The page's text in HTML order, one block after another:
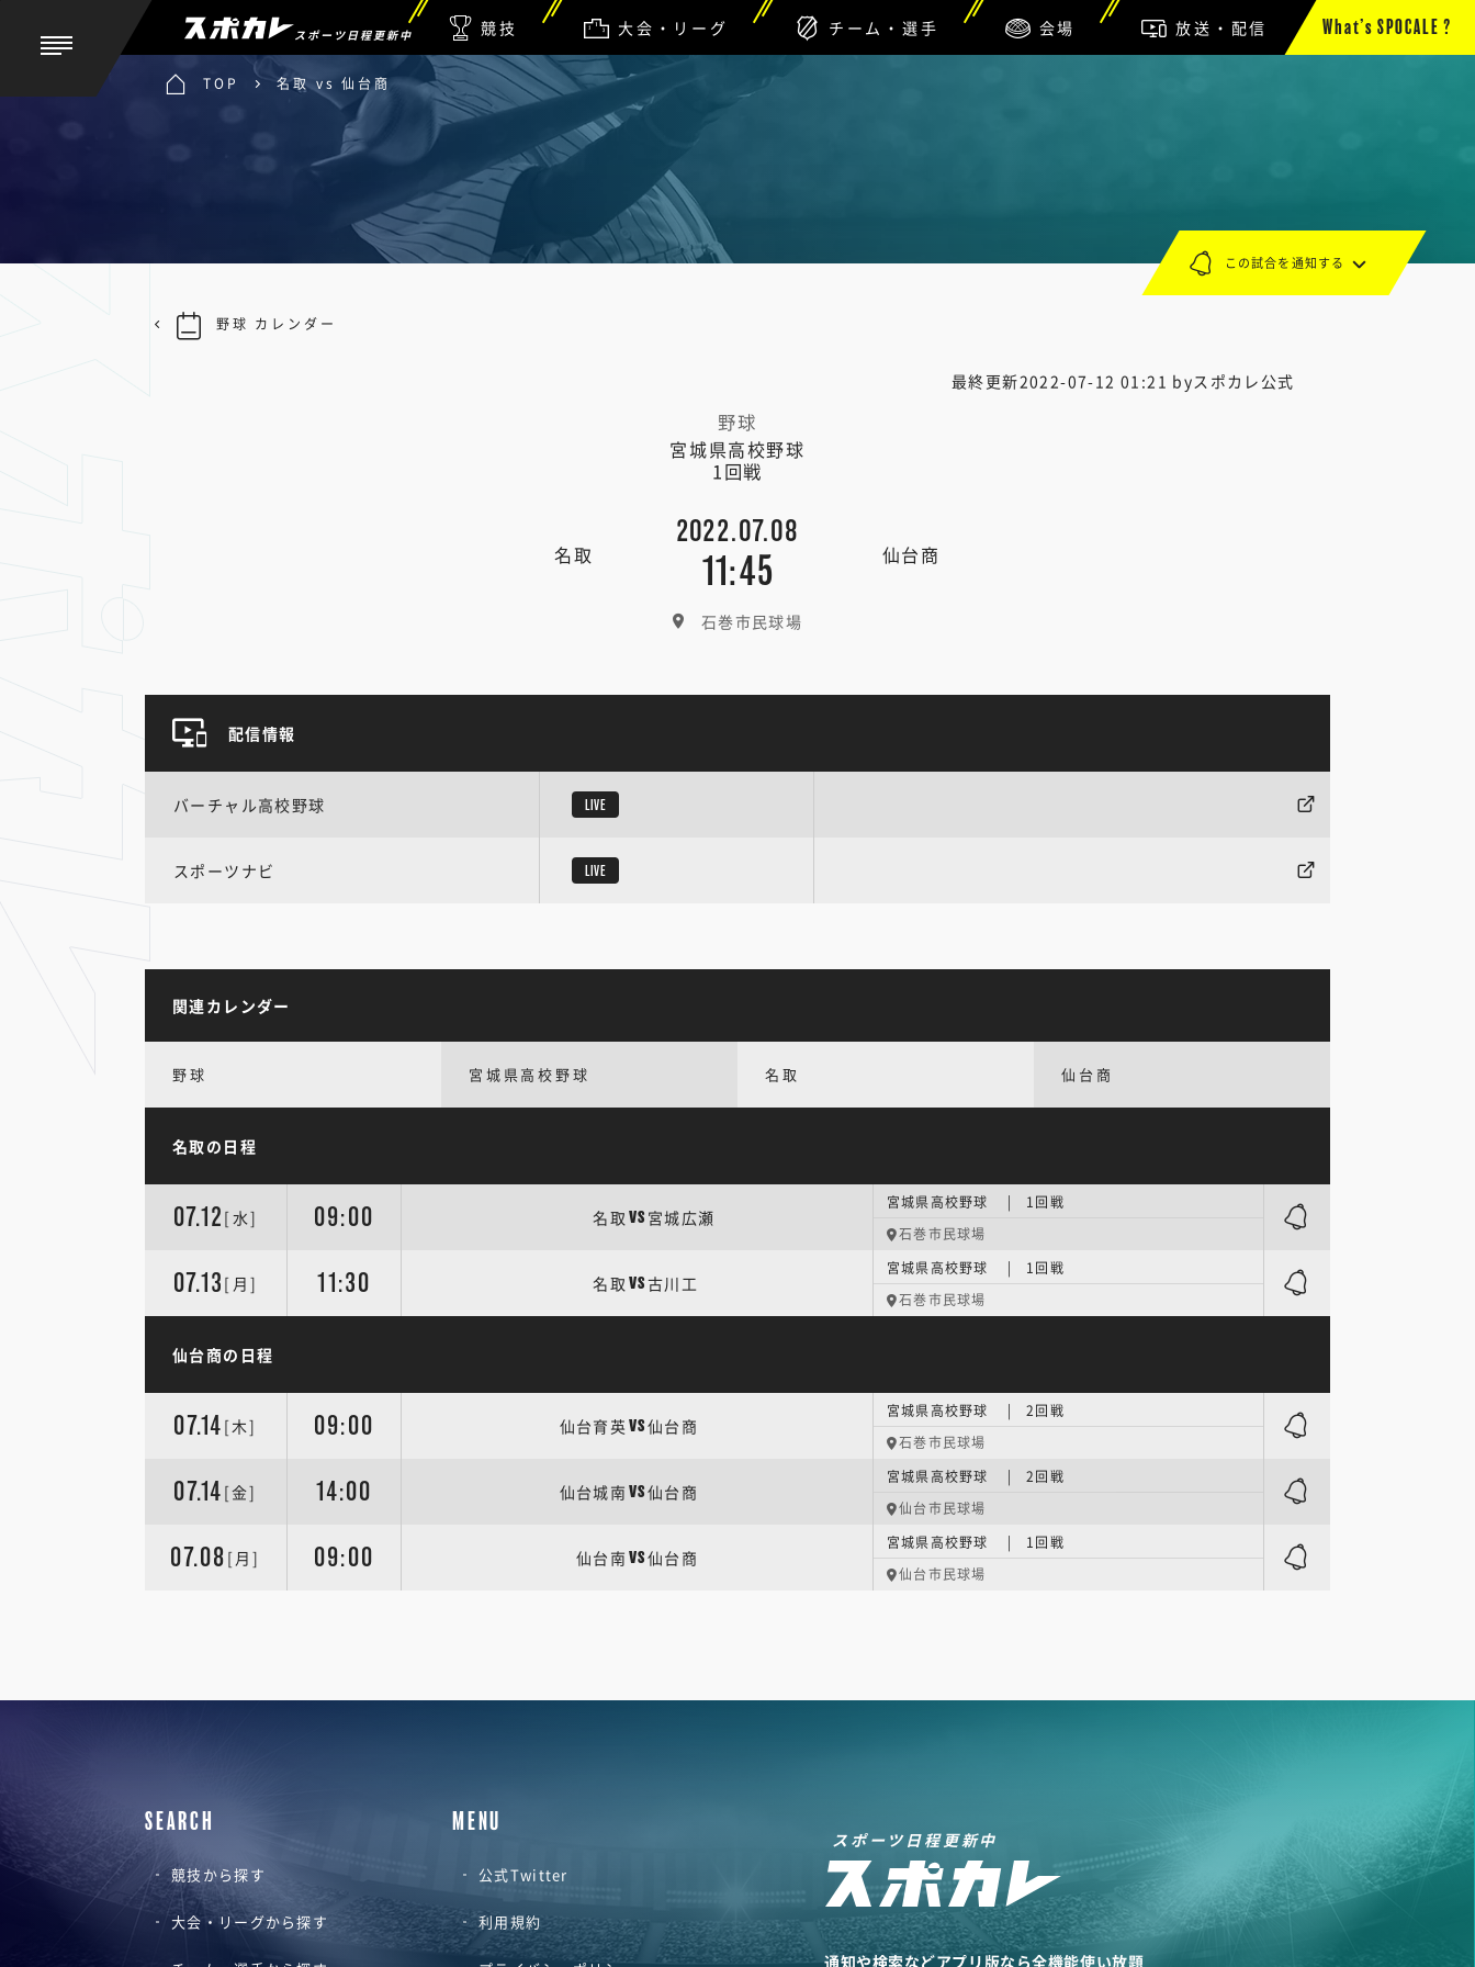
スポーツ日程更新中 競技 大会・リーグ チーム・選手 会場 放送・配信 What’s SPOCALE ?
TOP 名取 vs 仙台商
最終更新2022-07-12 01:21 byスポカレ公式
野球
宮城県高校野球
1回戦
名取
2022.07.08
11:45 仙台商
石巻市民球場
この試合を通知する
野球 カレンダー
配信情報
バーチャル高校野球 LIVE
スポーツナビ LIVE
関連カレンダー
野球 宮城県高校野球 名取 仙台商
名取の日程
07.12 [水] 09:00 名取 VS 宮城広瀬
宮城県高校野球 | 1回戦
石巻市民球場
07.13 [月] 11:30 名取 VS古川工
宮城県高校野球 | 1回戦
石巻市民球場
仙台商の日程
07.14 [木] 09:00 仙台育英 VS仙台商
宮城県高校野球 | 2回戦
石巻市民球場
07.14 [金] 14:00 仙台城南 VS仙台商
宮城県高校野球 | 2回戦
仙台市民球場
07.08 [月] 09:00 仙台南 VS仙台商
宮城県高校野球 | 1回戦
仙台市民球場
SEARCH
競技から探す
大会・リーグから探す
MENU
公式Twitter
利用規約
スポーツ日程更新中
通知や検索などアプリ版なら全機能使い放題